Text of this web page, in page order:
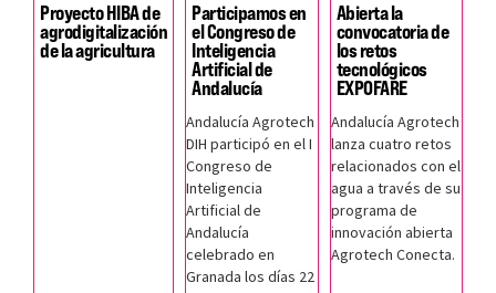
Proyecto HIBA de
agrodigitalización
de la agricultura
Participamos en
el Congreso de
Inteligencia
Artificial de
Andalucía
Andalucía Agrotech
DIH participó en el I
Congreso de
Inteligencia
Artificial de
Andalucía
celebrado en
Granada los días 22
Abierta la
convocatoria de
los retos
tecnológicos
EXPOFARE
Andalucía Agrotech
lanza cuatro retos
relacionados con el
agua a través de su
programa de
innovación abierta
Agrotech Conecta.